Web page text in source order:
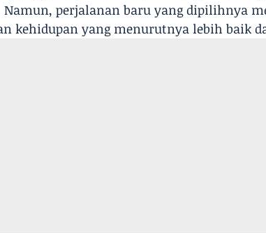
Namun, perjalanan baru yang dipilihnya
kehidupan yang menurutnya lebih baik